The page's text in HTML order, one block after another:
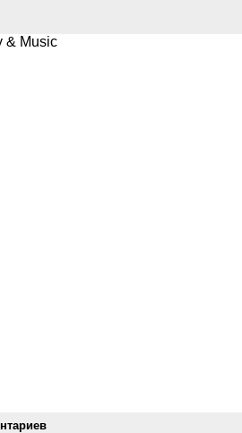
& Music